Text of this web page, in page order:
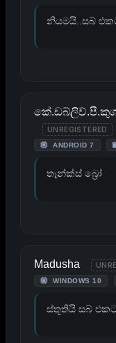
නියමයි..සබ්
UNREGISTERED
ANDROID 7
තෑන්ක්ස් බ්‍රෝ
Madusha
WINDOWS 10
ස්තූතියි සබ්